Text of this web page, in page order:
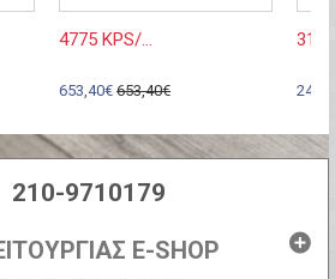
4775 KPS/...
653,40€ 653,40€
210-9710179
E-SHOP